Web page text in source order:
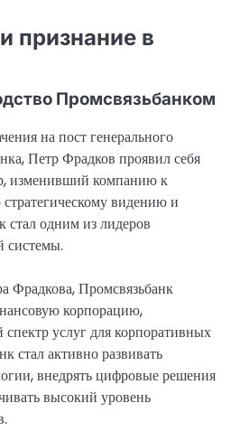
признание в
Промсвязьбанком
на пост генерального
Петр Фрадков проявил себя
изменивший компанию к
видению и
стал одним из лидеров
системы.
Фрадкова, Промсвязьбанк
корпорацию,
услуг для корпоративных
стал активно развивать
внедрять цифровые решения
высокий уровень